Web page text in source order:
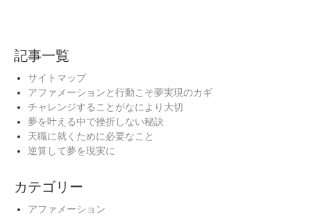
記事一覧
サイトマップ
アファメーションと行動こそ夢実現のカギ
チャレンジすることがなにより大切
夢を叶える中で挫折しない秘訣
天職に就くために必要なこと
逆算して夢を現実に
カテゴリー
アファメーション